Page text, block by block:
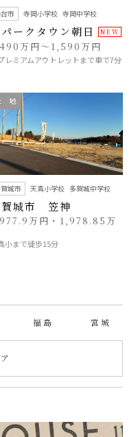
市 寺岡小学校 寺岡中学校
ークタウン朝日
万円～1,590万円
レミアムアウトレットまで車で7分
地
城市 天真小学校 多賀城中学校
賀城市 笠神
万円・1,978.85万
小まで徒歩15分
福 島 宮 城